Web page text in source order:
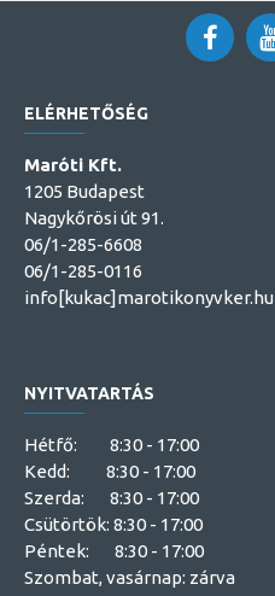
ELÉRHETŐSÉG
Maróti Kft.
1205 Budapest
Nagykőrösi út 91.
06/1-285-6608
06/1-285-0116
info[kukac]marotikonyvker.hu
NYITVATARTÁS
Hétfő: 8:30 - 17:00
Kedd: 8:30 - 17:00
Szerda: 8:30 - 17:00
Csütörtök: 8:30 - 17:00
Péntek: 8:30 - 17:00
Szombat, vasárnap: zárva